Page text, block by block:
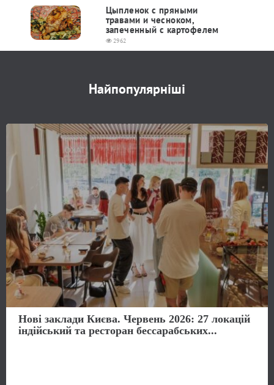
Цыпленок с пряными
травами и чесноком,
запеченный с картофелем
2962
Найпопулярніші
Нові заклади Києва. Червень 2026: 27 локацій
індійський та ресторан бессарабських...